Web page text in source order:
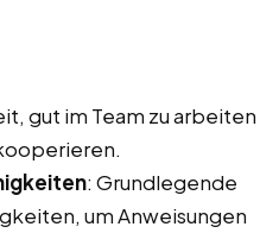
gut im Team zu arbeiten
: Grundlegende
um Anweisungen